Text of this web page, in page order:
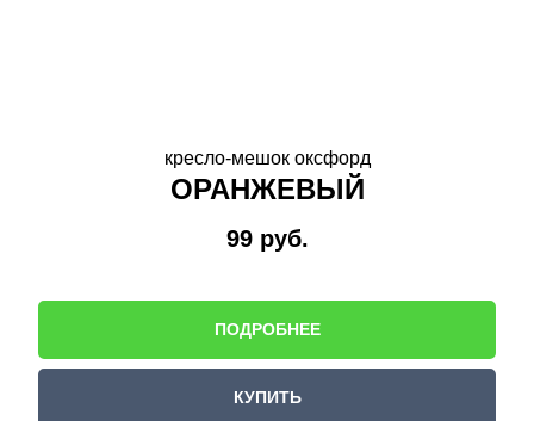
кресло-мешок оксфорд
ОРАНЖЕВЫЙ
99 руб.
ПОДРОБНЕЕ
КУПИТЬ